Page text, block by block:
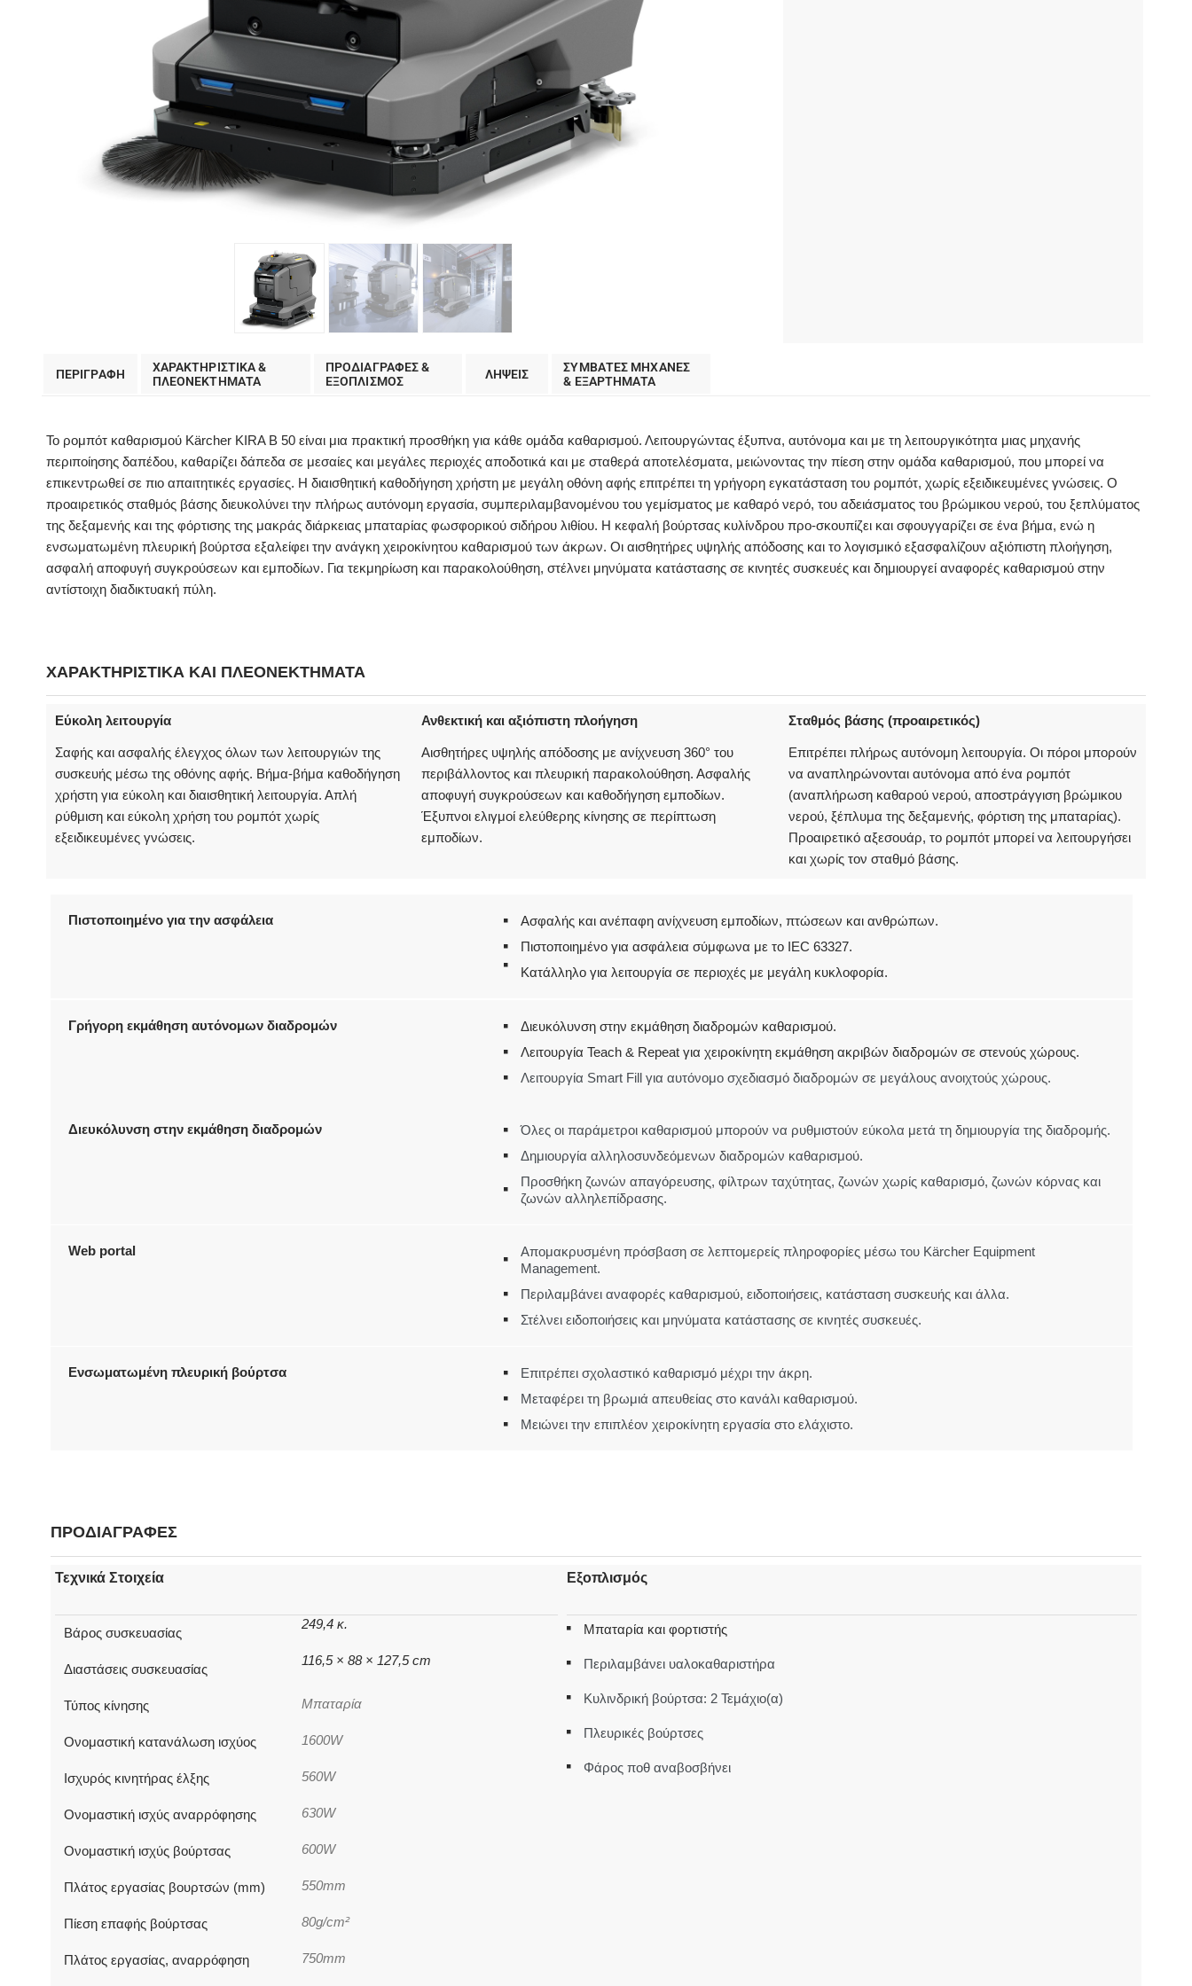
ΠΕΡΙΓΡΑΦΗ
ΧΑΡΑΚΤΗΡΙΣΤΙΚΑ &
ΠΛΕΟΝΕΚΤΗΜΑΤΑ
ΠΡΟΔΙΑΓΡΑΦΕΣ &
EΞΟΠΛΙΣΜΟΣ
ΛΗΨΕΙΣ
ΣΥΜΒΑΤΕΣ ΜΗΧΑΝΕΣ
& ΕΞΑΡΤΗΜΑΤΑ
Το ρομπότ καθαρισμού Kärcher KIRA B 50 είναι μια πρακτική προσθήκη για κάθε ομάδα καθαρισμού. Λειτουργώντας έξυπνα, αυτόνομα και με τη λειτουργικότητα μιας μηχανής
περιποίησης δαπέδου, καθαρίζει δάπεδα σε μεσαίες και μεγάλες περιοχές αποδοτικά και με σταθερά αποτελέσματα, μειώνοντας την πίεση στην ομάδα καθαρισμού, που μπορεί να
επικεντρωθεί σε πιο απαιτητικές εργασίες. Η διαισθητική καθοδήγηση χρήστη με μεγάλη οθόνη αφής επιτρέπει τη γρήγορη εγκατάσταση του ρομπότ, χωρίς εξειδικευμένες γνώσεις. Ο
προαιρετικός σταθμός βάσης διευκολύνει την πλήρως αυτόνομη εργασία, συμπεριλαμβανομένου του γεμίσματος με καθαρό νερό, του αδειάσματος του βρώμικου νερού, του ξεπλύματος
της δεξαμενής και της φόρτισης της μακράς διάρκειας μπαταρίας φωσφορικού σιδήρου λιθίου. Η κεφαλή βούρτσας κυλίνδρου προ-σκουπίζει και σφουγγαρίζει σε ένα βήμα, ενώ η
ενσωματωμένη πλευρική βούρτσα εξαλείφει την ανάγκη χειροκίνητου καθαρισμού των άκρων. Οι αισθητήρες υψηλής απόδοσης και το λογισμικό εξασφαλίζουν αξιόπιστη πλοήγηση,
ασφαλή αποφυγή συγκρούσεων και εμποδίων. Για τεκμηρίωση και παρακολούθηση, στέλνει μηνύματα κατάστασης σε κινητές συσκευές και δημιουργεί αναφορές καθαρισμού στην
αντίστοιχη διαδικτυακή πύλη.
ΧΑΡΑΚΤΗΡΙΣΤΙΚΑ ΚΑΙ ΠΛΕΟΝΕΚΤΗΜΑΤΑ
Εύκολη λειτουργία
Σαφής και ασφαλής έλεγχος όλων των λειτουργιών της
συσκευής μέσω της οθόνης αφής. Βήμα-βήμα καθοδήγηση
χρήστη για εύκολη και διαισθητική λειτουργία. Απλή
ρύθμιση και εύκολη χρήση του ρομπότ χωρίς
εξειδικευμένες γνώσεις.
Ανθεκτική και αξιόπιστη πλοήγηση
Αισθητήρες υψηλής απόδοσης με ανίχνευση 360° του
περιβάλλοντος και πλευρική παρακολούθηση. Ασφαλής
αποφυγή συγκρούσεων και καθοδήγηση εμποδίων.
Έξυπνοι ελιγμοί ελεύθερης κίνησης σε περίπτωση
εμποδίων.
Σταθμός βάσης (προαιρετικός)
Επιτρέπει πλήρως αυτόνομη λειτουργία. Οι πόροι μπορούν
να αναπληρώνονται αυτόνομα από ένα ρομπότ
(αναπλήρωση καθαρού νερού, αποστράγγιση βρώμικου
νερού, ξέπλυμα της δεξαμενής, φόρτιση της μπαταρίας).
Προαιρετικό αξεσουάρ, το ρομπότ μπορεί να λειτουργήσει
και χωρίς τον σταθμό βάσης.
Πιστοποιημένο για την ασφάλεια
Ασφαλής και ανέπαφη ανίχνευση εμποδίων, πτώσεων και ανθρώπων.
Πιστοποιημένο για ασφάλεια σύμφωνα με το IEC 63327.
Κατάλληλο για λειτουργία σε περιοχές με μεγάλη κυκλοφορία.
Γρήγορη εκμάθηση αυτόνομων διαδρομών
Διευκόλυνση στην εκμάθηση διαδρομών καθαρισμού.
Λειτουργία Teach & Repeat για χειροκίνητη εκμάθηση ακριβών διαδρομών σε στενούς χώρους.
Λειτουργία Smart Fill για αυτόνομο σχεδιασμό διαδρομών σε μεγάλους ανοιχτούς χώρους.
Διευκόλυνση στην εκμάθηση διαδρομών
Όλες οι παράμετροι καθαρισμού μπορούν να ρυθμιστούν εύκολα μετά τη δημιουργία της διαδρομής.
Δημιουργία αλληλοσυνδεόμενων διαδρομών καθαρισμού.
Προσθήκη ζωνών απαγόρευσης, φίλτρων ταχύτητας, ζωνών χωρίς καθαρισμό, ζωνών κόρνας και
ζωνών αλληλεπίδρασης.
Web portal
Απομακρυσμένη πρόσβαση σε λεπτομερείς πληροφορίες μέσω του Kärcher Equipment
Management.
Περιλαμβάνει αναφορές καθαρισμού, ειδοποιήσεις, κατάσταση συσκευής και άλλα.
Στέλνει ειδοποιήσεις και μηνύματα κατάστασης σε κινητές συσκευές.
Ενσωματωμένη πλευρική βούρτσα
Επιτρέπει σχολαστικό καθαρισμό μέχρι την άκρη.
Μεταφέρει τη βρωμιά απευθείας στο κανάλι καθαρισμού.
Μειώνει την επιπλέον χειροκίνητη εργασία στο ελάχιστο.
ΠΡΟΔΙΑΓΡΑΦΕΣ
Τεχνικά Στοιχεία
Βάρος συσκευασίας
249,4 κ.
Διαστάσεις συσκευασίας
116,5 × 88 × 127,5 cm
Τύπος κίνησης Μπαταρία
Ονομαστική κατανάλωση ισχύος 1600W
Ισχυρός κινητήρας έλξης 560W
Ονομαστική ισχύς αναρρόφησης 630W
Ονομαστική ισχύς βούρτσας 600W
Πλάτος εργασίας βουρτσών (mm) 550mm
Πίεση επαφής βούρτσας 80g/cm²
Πλάτος εργασίας, αναρρόφηση 750mm
Εξοπλισμός
Μπαταρία και φορτιστής
Περιλαμβάνει υαλοκαθαριστήρα
Κυλινδρική βούρτσα: 2 Τεμάχιο(α)
Πλευρικές βούρτσες
Φάρος ποθ αναβοσβήνει